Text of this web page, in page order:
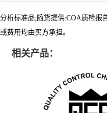
分析标准品;随货提供:COA质检报
或费用均由买方承担。
相关产品：